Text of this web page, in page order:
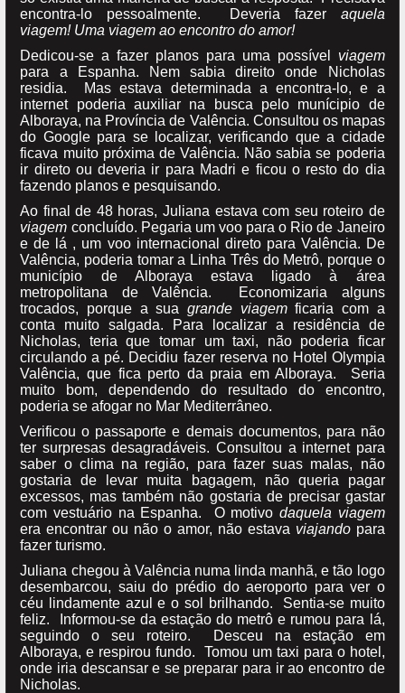
encontra-lo pessoalmente. Deveria fazer aquela
viagem! Uma viagem ao encontro do amor!
Dedicou-se a fazer planos para uma possível viagem
para a Espanha. Nem sabia direito onde Nicholas
residia. Mas estava determinada a encontra-lo, e a
internet poderia auxiliar na busca pelo munícipio de
Alboraya, na Província de Valência. Consultou os mapas
do Google para se localizar, verificando que a cidade
ficava muito próxima de Valência. Não sabia se poderia
ir direto ou deveria ir para Madri e ficou o resto do dia
fazendo planos e pesquisando.
Ao final de 48 horas, Juliana estava com seu roteiro de
viagem concluído. Pegaria um voo para o Rio de Janeiro
e de lá , um voo internacional direto para Valência. De
Valência, poderia tomar a Linha Três do Metrô, porque o
município de Alboraya estava ligado à área
metropolitana de Valência. Economizaria alguns
trocados, porque a sua grande viagemficaria com a
conta muito salgada. Para localizar a residência de
Nicholas, teria que tomar um taxi, não poderia ficar
circulando a pé. Decidiu fazer reserva no Hotel Olympia
Valência, que fica perto da praia em Alboraya. Seria
muito bom, dependendo do resultado do encontro,
poderia se afogar no Mar Mediterrâneo.
Verificou o passaporte e demais documentos, para não
ter surpresas desagradáveis. Consultou a internet para
saber o clima na região, para fazer suas malas, não
gostaria de levar muita bagagem, não queria pagar
excessos, mas também não gostaria de precisar gastar
com vestuário na Espanha. O motivo daquela viagem
era encontrar ou não o amor, não estava viajando para
fazer turismo.
Juliana chegou à Valência numa linda manhã, e tão logo
desembarcou, saiu do prédio do aeroporto para ver o
céu lindamente azul e o sol brilhando. Sentia-se muito
feliz. Informou-se da estação do metrô e rumou para lá,
seguindo o seu roteiro. Desceu na estação em
Alboraya, e respirou fundo. Tomou um taxi para o hotel,
onde iria descansar e se preparar para ir ao encontro de
Nicholas.